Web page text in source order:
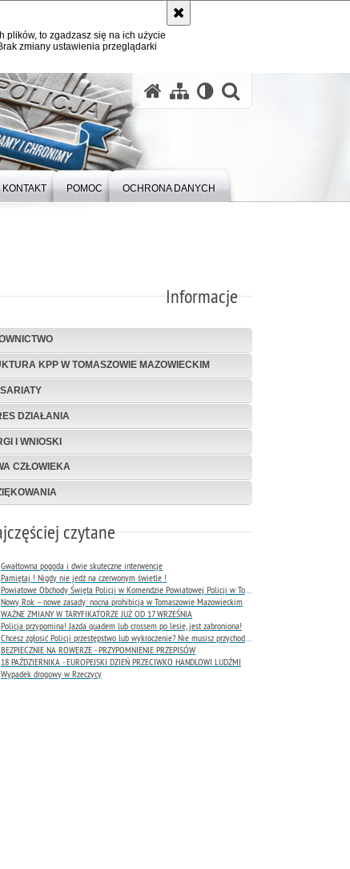
plików, to zgadzasz się na ich użycie
zmiany ustawienia przeglądarki
KONTAKT POMOC OCHRONA DANYCH
Informacje
KPP W TOMASZOWIE MAZOWIECKIM
DZIAŁANIA
I WNIOSKI
CZŁOWIEKA
czytane
Gwałtowna pogoda i dwie skuteczne interwencje
Pamiętaj ! Nigdy nie jedź na czerwonym świetle !
Powiatowe Obchody Święta Policji w Komendzie Powiatowej Policji w Tomaszowie Mazowieckim
Nowy Rok – nowe zasady: nocna prohibicja w Tomaszowie Mazowieckim
WAŻNE ZMIANY W TARYFIKATORZE JUŻ OD 17 WRZEŚNIA
Policja przypomina! Jazda quadem lub crossem po lesie, jest zabroniona!
Chcesz zgłosić Policji przestępstwo lub wykroczenie? Nie musisz przychodzić do komendy !
BEZPIECZNIE NA ROWERZE - PRZYPOMNIENIE PRZEPISÓW
18 PAŹDZIERNIKA - EUROPEJSKI DZIEŃ PRZECIWKO HANDLOWI LUDŹMI
Wypadek drogowy w Rzeczycy